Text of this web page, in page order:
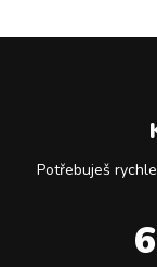
Potřebuješ